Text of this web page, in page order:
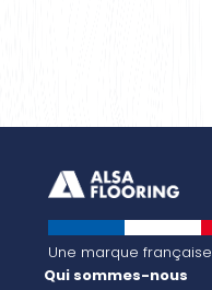
Une marque française
Qui sommes-nous